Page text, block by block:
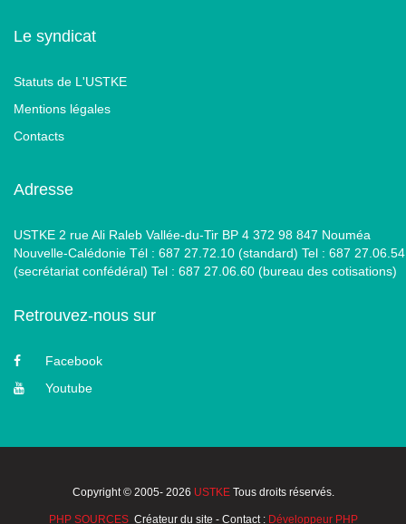
Le syndicat
Statuts de L'USTKE
Mentions légales
Contacts
Adresse
USTKE 2 rue Ali Raleb Vallée-du-Tir BP 4 372 98 847 Nouméa
Nouvelle-Calédonie Tél : 687 27.72.10 (standard) Tel : 687 27.06.54
(secrétariat confédéral) Tel : 687 27.06.60 (bureau des cotisations)
Retrouvez-nous sur
Facebook
Youtube
Copyright © 2005- 2026 USTKETous droits réservés.
PHP SOURCESCréateur du site - Contact : Développeur PHP